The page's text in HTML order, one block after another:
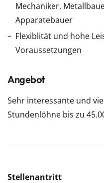
Mechaniker,
Apparatebauer
Flexiblität und hohe
Voraussetzungen
Angebot
Sehr interessante und
Stundenlöhne bis zu
Stellenantritt